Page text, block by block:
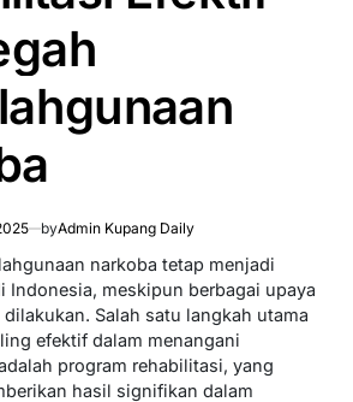
byAdmin Kupang Daily
narkoba tetap menjadi
Indonesia, meskipun berbagai upaya
Salah satu langkah utama
efektif dalam menangani
program rehabilitasi, yang
hasil signifikan dalam